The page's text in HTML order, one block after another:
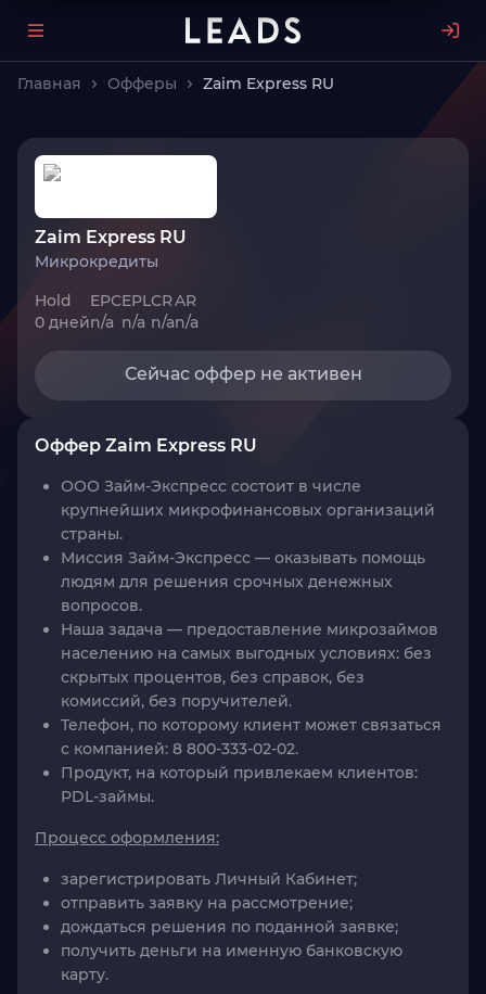
Главная Офферы Zaim Express RU
Zaim Express RU
Микрокредиты
Hold
0 дней
EPC
n/a
EPL
n/a
CR
n/a
AR
n/a
Сейчас оффер не активен
Оффер Zaim Express RU
ООО Займ-Экспресс состоит в числе
крупнейших микрофинансовых организаций
страны.
Миссия Займ-Экспресс — оказывать помощь
людям для решения срочных денежных
вопросов.
Наша задача — предоставление микрозаймов
населению на самых выгодных условиях: без
скрытых процентов, без справок, без
комиссий, без поручителей.
Телефон, по которому клиент может связаться
с компанией: 8 800-333-02-02.
Продукт, на который привлекаем клиентов:
PDL-займы.
Процесс оформления:
зарегистрировать Личный Кабинет;
отправить заявку на рассмотрение;
дождаться решения по поданной заявке;
получить деньги на именную банковскую
карту.